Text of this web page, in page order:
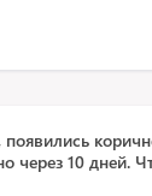
появились
через 10 дней.